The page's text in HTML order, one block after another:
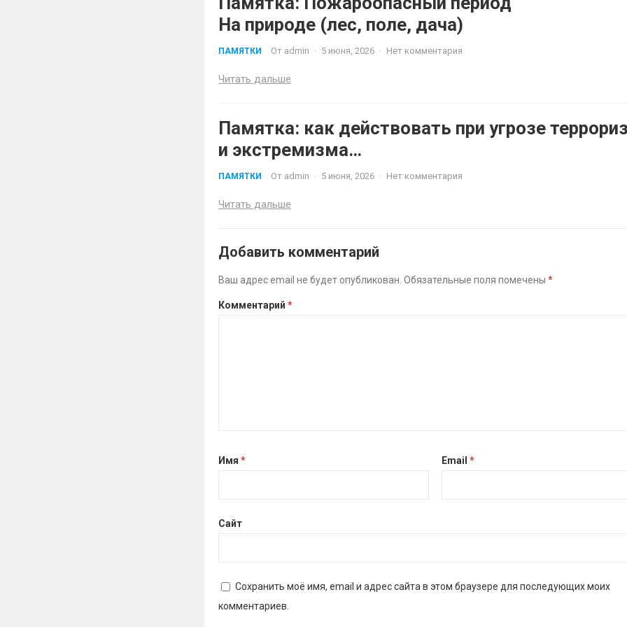
На природе (лес, поле, дача)
ПАМЯТКИ От admin · 5 июня, 2026 · Нет комментария
Читать дальше
Памятка: как действовать при угрозе
и экстремизма
До угрозы (профилактика)
ПАМЯТКИ От admin · 5 июня, 2026 · Нет комментария
Читать дальше
Добавить комментарий
Ваш адрес email не будет опубликован. Обязательные поля помечены *
Комментарий *
Имя * Email*
Сайт
Сохранить моё имя, email и адрес сайта в этом браузере для последующих моих
комментариев.